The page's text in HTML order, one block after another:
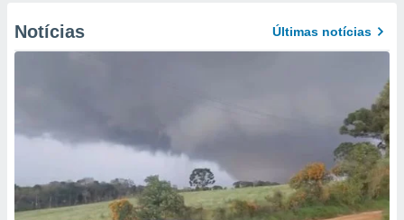
Notícias Últimas notícias